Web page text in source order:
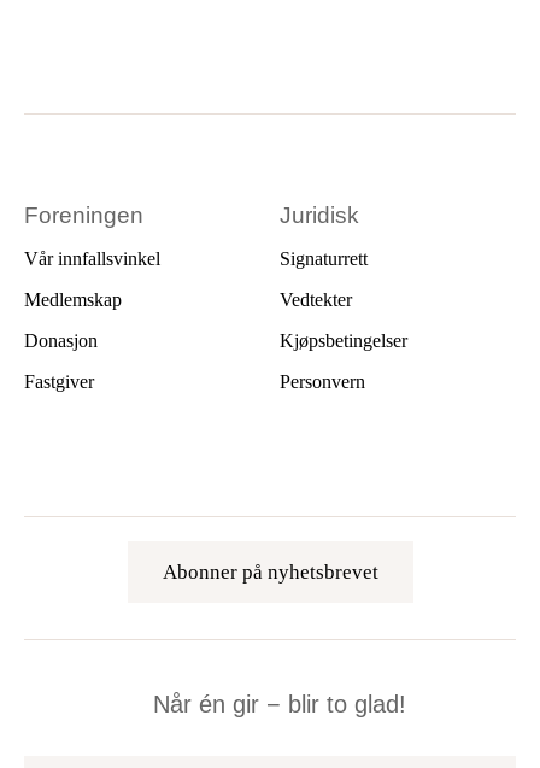
Foreningen
Vår innfallsvinkel
Medlemskap
Donasjon
Fastgiver
Juridisk
Signaturrett
Vedtekter
Kjøpsbetingelser
Personvern
Abonner på nyhetsbrevet
Når én gir − blir to glad!